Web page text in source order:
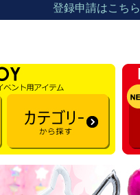
登録申請はこちら